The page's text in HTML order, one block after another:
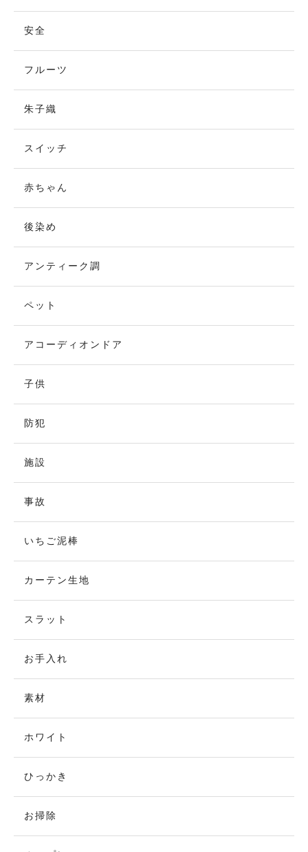
安全
フルーツ
朱子織
スイッチ
赤ちゃん
後染め
アンティーク調
ペット
アコーディオンドア
子供
防犯
施設
事故
いちご泥棒
カーテン生地
スラット
お手入れ
素材
ホワイト
ひっかき
お掃除